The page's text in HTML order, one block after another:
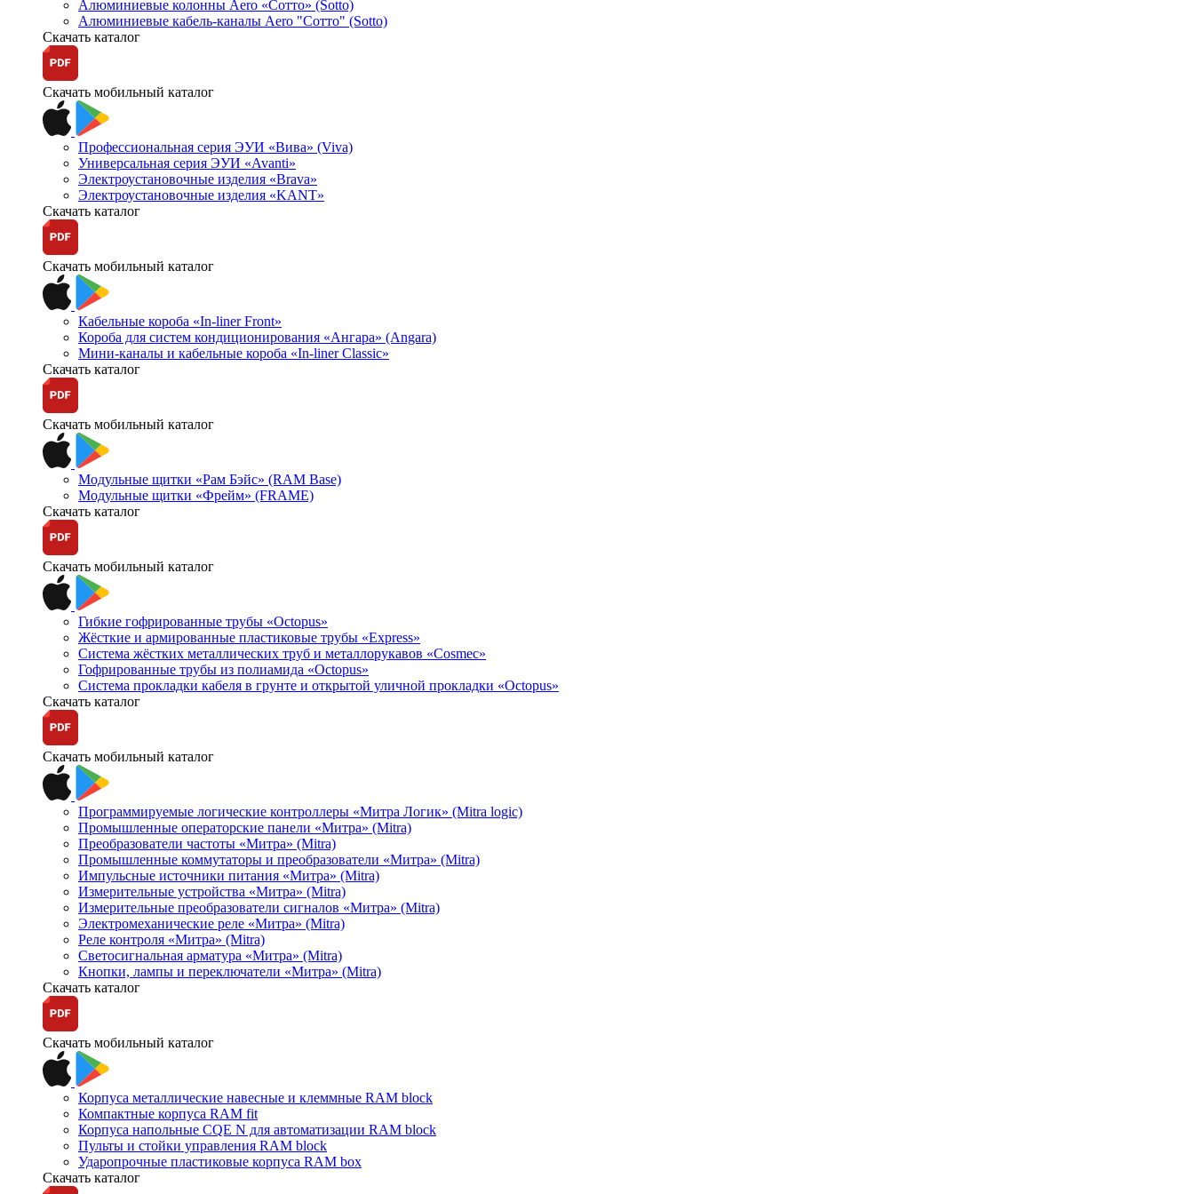
Алюминиевые колонны Aero «Сотто» (Sotto)
Алюминиевые кабель-каналы Aero "Сотто" (Sotto)
Скачать каталог
Скачать мобильный каталог
Профессиональная серия ЭУИ «Вива» (Viva)
Универсальная серия ЭУИ «Avanti»
Электроустановочные изделия «Brava»
Электроустановочные изделия «KANT»
Скачать каталог
Скачать мобильный каталог
Кабельные короба «In-liner Front»
Короба для систем кондиционирования «Ангара» (Angara)
Мини-каналы и кабельные короба «In-liner Classic»
Скачать каталог
Скачать мобильный каталог
Модульные щитки «Рам Бэйс» (RAM Base)
Модульные щитки «Фрейм» (FRAME)
Скачать каталог
Скачать мобильный каталог
Гибкие гофрированные трубы «Octopus»
Жёсткие и армированные пластиковые трубы «Express»
Система жёстких металлических труб и металлорукавов «Cosmec»
Гофрированные трубы из полиамида «Octopus»
Система прокладки кабеля в грунте и открытой уличной прокладки «Octopus»
Скачать каталог
Скачать мобильный каталог
Программируемые логические контроллеры «Митра Логик» (Mitra logic)
Промышленные операторские панели «Митра» (Mitra)
Преобразователи частоты «Митра» (Mitra)
Промышленные коммутаторы и преобразователи «Митра» (Mitra)
Импульсные источники питания «Митра» (Mitra)
Измерительные устройства «Митра» (Mitra)
Измерительные преобразователи сигналов «Митра» (Mitra)
Электромеханические реле «Митра» (Mitra)
Реле контроля «Митра» (Mitra)
Светосигнальная арматура «Митра» (Mitra)
Кнопки, лампы и переключатели «Митра» (Mitra)
Скачать каталог
Скачать мобильный каталог
Корпуса металлические навесные и клеммные RAM block
Компактные корпуса RAM fit
Корпуса напольные CQE N для автоматизации RAM block
Пульты и стойки управления RAM block
Ударопрочные пластиковые корпуса RAM box
Скачать каталог